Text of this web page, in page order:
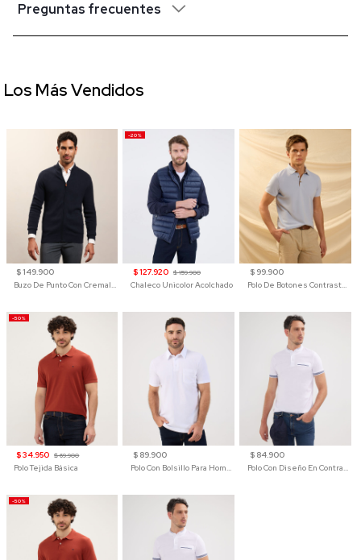
Preguntas frecuentes
$ 149.900
Buzo De Punto Con Cremallera Para Hombre
-20%
$ 127.920 $ 159.900
Chaleco Unicolor Acolchado
$ 99.900
Polo De Botones Contraste Para Hombre
-50%
$ 34.950 $ 69.900
Polo Tejida Básica
$ 89.900
Polo Con Bolsillo Para Hombre
$ 84.900
Polo Con Diseño En Contraste
-50%
Los Más Vendidos